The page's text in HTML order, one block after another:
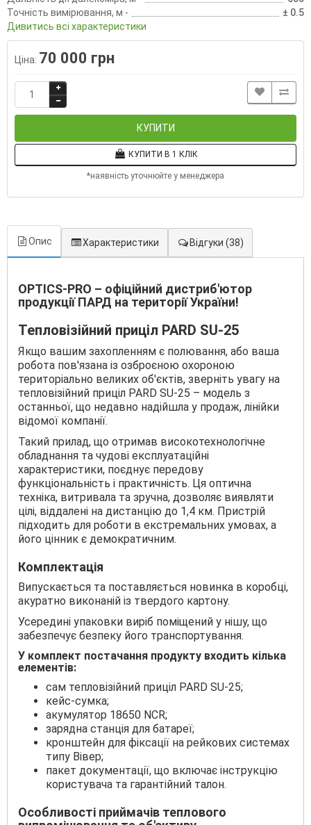
Точність вимірювання, м -
± 0.5
Дивитись всі характеристики
Ціна: 70 000 грн
КУПИТИ
КУПИТИ В 1 КЛІК
*наявність уточнюйте у менеджера
Опис Характеристики Відгуки (38)
OPTICS-PRO – офіційний дистриб'ютор
продукції ПАРД на території України!
Тепловізійний приціл PARD SU-25
Якщо вашим захопленням є полювання, або ваша
робота пов'язана із озброєною охороною
територіально великих об'єктів, зверніть увагу на
тепловізійний приціл PARD SU-25 – модель з
останньої, що недавно надійшла у продаж, лінійки
відомої компанії.
Такий прилад, що отримав високотехнологічне
обладнання та чудові експлуатаційні
характеристики, поєднує передову
функціональність і практичність. Ця оптична
техніка, витривала та зручна, дозволяє виявляти
цілі, віддалені на дистанцію до 1,4 км. Пристрій
підходить для роботи в екстремальних умовах, а
його цінник є демократичним.
Комплектація
Випускається та поставляється новинка в коробці,
акуратно виконаній із твердого картону.
Усередині упаковки виріб поміщений у нішу, що
забезпечує безпеку його транспортування.
У комплект постачання продукту входить кілька
елементів:
сам тепловізійний приціл PARD SU-25;
кейс-сумка;
акумулятор 18650 NCR;
зарядна станція для батареї;
кронштейн для фіксації на рейкових системах
типу Вівер;
пакет документації, що включає інструкцію
користувача та гарантійний талон.
Особливості приймачів теплового